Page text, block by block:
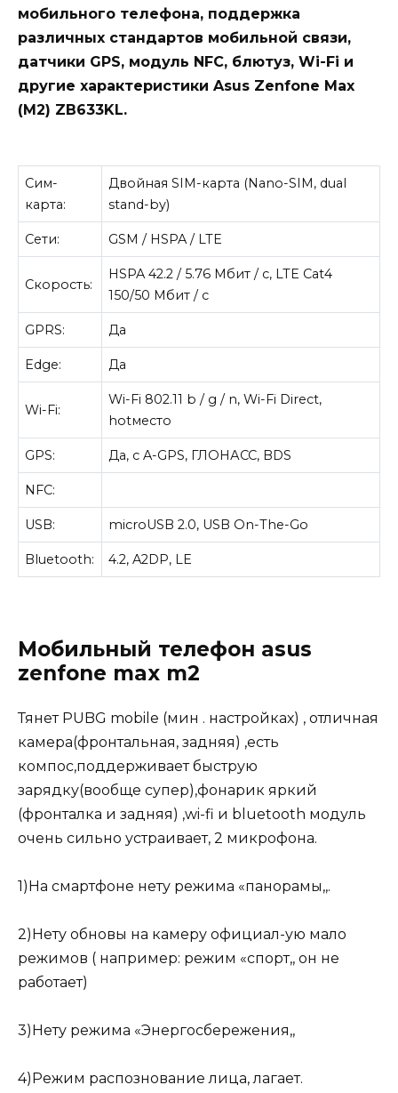
мобильного телефона, поддержка
различных стандартов мобильной связи,
датчики GPS, модуль NFC, блютуз, Wi-Fi и
другие характеристики Asus Zenfone Max
(M2) ZB633KL.
Сим-
карта:
Двойная SIM-карта (Nano-SIM, dual
stand-by)
Сети: GSM / HSPA / LTE
Скорость:
HSPA 42.2 / 5.76 Мбит / с, LTE Cat4
150/50 Мбит / с
GPRS: Да
Edge: Да
Wi-Fi:
Wi-Fi 802.11 b / g / n, Wi-Fi Direct,
hotместо
GPS: Да, с A-GPS, ГЛОНАСС, BDS
NFC:
USB: microUSB 2.0, USB On-The-Go
Bluetooth: 4.2, A2DP, LE
Мобильный телефон asus
zenfone max m2
Тянет PUBG mobile (мин . настройках) , отличная
камера(фронтальная, задняя) ,есть
компос,поддерживает быструю
зарядку(вообще супер),фонарик яркий
(фронталка и задняя) ,wi-fi и bluetooth модуль
очень сильно устраивает, 2 микрофона.
1)На смартфоне нету режима «панорамы,,.
2)Нету обновы на камеру официал-ую мало
режимов ( например: режим «спорт,, он не
работает)
3)Нету режима «Энергосбережения,,
4)Режим распознование лица, лагает.